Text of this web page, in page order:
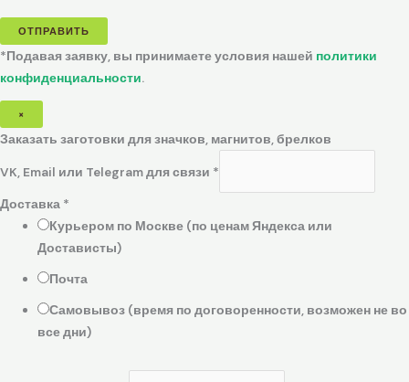
ОТПРАВИТЬ
*Подавая заявку, вы принимаете условия нашей политики
конфиденциальности.
×
Заказать заготовки для значков, магнитов, брелков
VK, Email или Telegram для связи *
Доставка *
Курьером по Москве (по ценам Яндекса или
Достависты)
Почта
Самовывоз (время по договоренности, возможен не во
все дни)